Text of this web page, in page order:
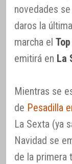
novedades
daros la
marcha el
emitirá en La
Mientras se
de Pesadilla
La Sexta (ya
Navidad se
de la primera